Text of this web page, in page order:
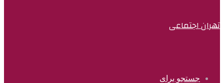
تهران اجتماعی
جستجو برای